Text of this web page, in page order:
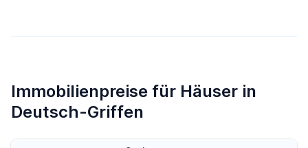
Immobilienpreise für Häuser in
Deutsch-Griffen